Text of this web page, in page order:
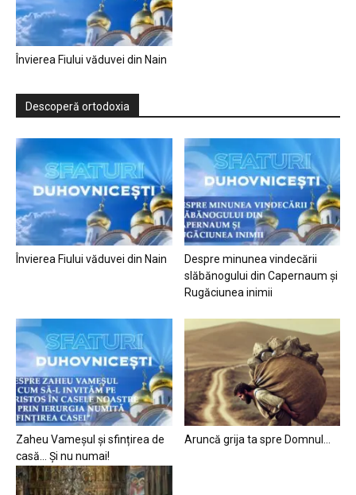
Învierea Fiului văduvei din Nain
Descoperă ortodoxia
Învierea Fiului văduvei din Nain
Despre minunea vindecării
slăbănogului din Capernaum și
Rugăciunea inimii
Zaheu Vameșul și sfințirea de
casă… Și nu numai!
Aruncă grija ta spre Domnul…